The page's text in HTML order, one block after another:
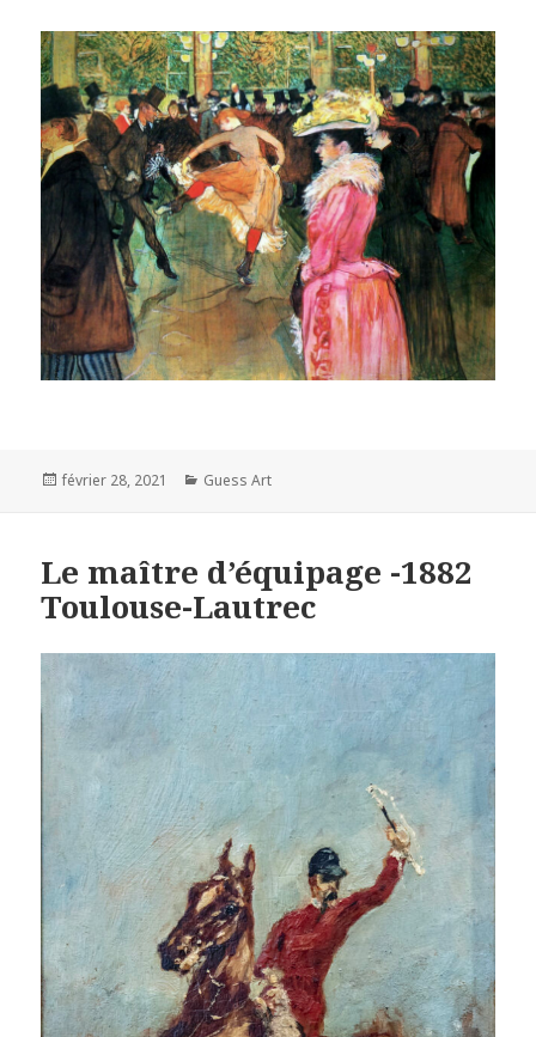
Posted
février 28, 2021 Categories
Guess Art
Le maître d’équipage -1882
Toulouse-Lautrec